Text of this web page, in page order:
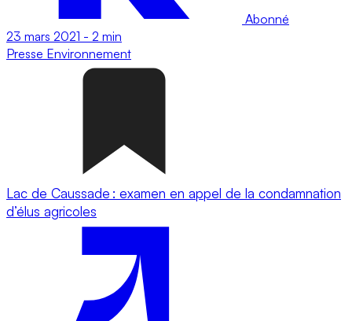
Abonné
23 mars 2021 - 2 min
Presse Environnement
Lac de Caussade : examen en appel de la condamnation
d’élus agricoles